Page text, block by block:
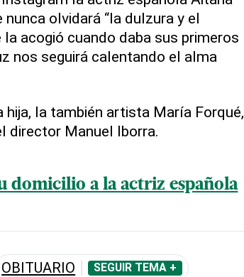
olvidará “la dulzura y el
la acogió cuando daba sus primeros
nos seguirá calentando el alma
hija, la también artista María Forqué,
director Manuel Iborra.
domicilio a la actriz española
OBITUARIO SEGUIR TEMA +